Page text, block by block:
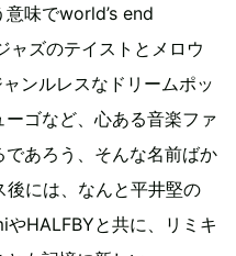
味でworld’s end
ズのテイストとメロウ
ンルレスなドリームポッ
ゴなど、心ある音楽ファ
あろう、そんな名前ばか
には、なんと平井堅の
やHALFBYと共に、リミキ